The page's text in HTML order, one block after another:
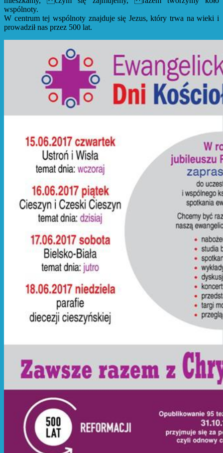
wspólnoty.
W centrum tej wspólnoty znajduje się Jezus, który trwa na wieki i
prowadził nas przez 500 lat.